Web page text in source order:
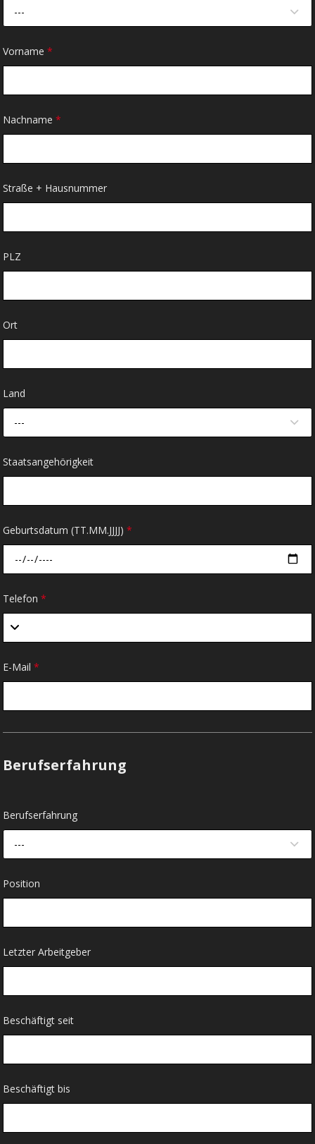
---
Vorname*
Nachname*
Straße + Hausnummer
PLZ
Ort
Land
---
Staatsangehörigkeit
Geburtsdatum (TT.MM.JJJJ)*
Telefon*
E-Mail*
Berufserfahrung
Berufserfahrung
---
Position
Letzter Arbeitgeber
Beschäftigt seit
Beschäftigt bis